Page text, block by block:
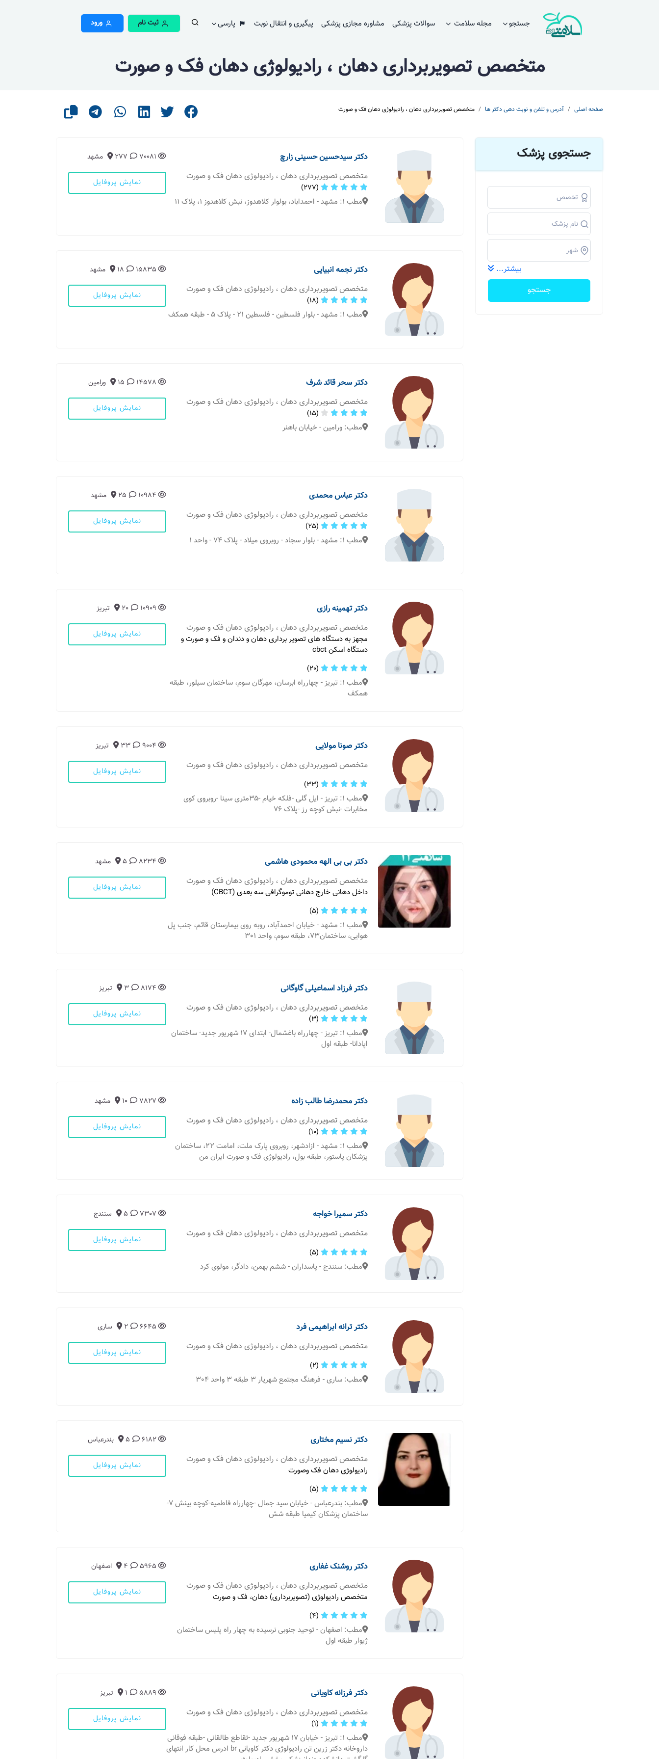
جستجو مجله سلامت سوالات پزشکی مشاوره مجازی پزشکی پیگیری و انتقال نوبت پارسی ثبت نام ورود
متخصص تصویربرداری دهان ، رادیولوژی دهان فک و صورت
صفحه اصلی آدرس و تلفن و نوبت دهی دکتر ها متخصص تصویربرداری دهان ، رادیولوژی دهان فک و صورت
جستجوی پزشک
بیشتر...
جستجو
دکتر سیدحسین حسینی زارچ
متخصص تصویربرداری دهان ، رادیولوژی دهان فک و صورت
(277)
مطب 1: مشهد - احمداباد، بولوار کلاهدوز، نبش کلاهدوز 1، پلاک 11
70081
277 مشهد
نمایش پروفایل
دکتر نجمه انبیایی
متخصص تصویربرداری دهان ، رادیولوژی دهان فک و صورت
(18)
مطب 1: مشهد - بلوار فلسطین - فلسطین 21 - پلاک 5 - طبقه همکف
15835
18 مشهد
نمایش پروفایل
دکتر سحر قائد شرف
متخصص تصویربرداری دهان ، رادیولوژی دهان فک و صورت
(15)
مطب: ورامین - خیابان باهنر
14578
15 ورامین
نمایش پروفایل
دکتر عباس محمدی
متخصص تصویربرداری دهان ، رادیولوژی دهان فک و صورت
(25)
مطب 1: مشهد - بلوار سجاد - روبروی میلاد - پلاک 74 - واحد 1
10984
25 مشهد
نمایش پروفایل
دکتر تهمینه رازی
متخصص تصویربرداری دهان ، رادیولوژی دهان فک و صورت
مجهز به دستگاه های تصویر برداری دهان و دندان و فک و صورت و
دستگاه اسکن cbct
(20)
مطب 1: تبریز - چهارراه ابرسان، مهرگان سوم، ساختمان سیلور، طبقه
همکف
10909
20 تبریز
نمایش پروفایل
دکتر صونا مولایی
متخصص تصویربرداری دهان ، رادیولوژی دهان فک و صورت
(33)
مطب 1: تبریز - ایل گلی -فلکه خیام -۳۵متری سینا -روبروی کوی
مخابرات -نبش کوچه رز -پلاک ۷۶
9004
33 تبریز
نمایش پروفایل
دکتر بی بی الهه محمودی هاشمی
متخصص تصویربرداری دهان ، رادیولوژی دهان فک و صورت
داخل دهانی خارج دهانی توموگرافی سه بعدی (CBCT)
(5)
مطب 1: مشهد - خیابان احمدآباد، روبه روی بیمارستان قائم، جنب پل
هوایی، ساختمان73، طبقه سوم، واحد 301
8234
5 مشهد
نمایش پروفایل
دکتر فرزاد اسماعیلی گاوگانی
متخصص تصویربرداری دهان ، رادیولوژی دهان فک و صورت
(3)
مطب 1: تبریز - چهارراه باغشمال- ابتدای 17 شهریور جدید- ساختمان
اپادانا- طبقه اول
8174
3 تبریز
نمایش پروفایل
دکتر محمدرضا طالب زاده
متخصص تصویربرداری دهان ، رادیولوژی دهان فک و صورت
(10)
مطب 1: مشهد - ازادشهر، روبروی پارک ملت، امامت 22، ساختمان
پزشکان پاستور، طبقه بول، رادیولوژی فک و صورت ایران من
7827
10 مشهد
نمایش پروفایل
دکتر سمیرا خواجه
متخصص تصویربرداری دهان ، رادیولوژی دهان فک و صورت
(5)
مطب: سنندج - پاسداران - ششم بهمن، دادگر، مولوی کرد
7307
5 سنندج
نمایش پروفایل
دکتر ترانه ابراهیمی فرد
متخصص تصویربرداری دهان ، رادیولوژی دهان فک و صورت
(2)
مطب: ساری - فرهنگ مجتمع شهریار 3 طبقه 3 واحد 304
6645
2 ساری
نمایش پروفایل
دکتر نسیم مختاری
متخصص تصویربرداری دهان ، رادیولوژی دهان فک و صورت
رادیولوژی دهان فک وصورت
(5)
مطب: بندرعباس - خیابان سید جمال -چهارراه فاطمیه-کوچه بینش 7-
ساختمان پزشکان کیمیا طبقه شش
6182
5 بندرعباس
نمایش پروفایل
دکتر روشنک غفاری
متخصص تصویربرداری دهان ، رادیولوژی دهان فک و صورت
متخصص رادیولوژی (تصویربرداری) دهان، فک و صورت
(4)
مطب: اصفهان - توحید جنوبی نرسیده به چهار راه پلیس ساختمان
ژیوار طبقه اول
5965
4 اصفهان
نمایش پروفایل
دکتر فرزانه کاویانی
متخصص تصویربرداری دهان ، رادیولوژی دهان فک و صورت
(1)
مطب 1: تبریز - خیابان 17 شهریور جدید -تقاطع طالقانی -طبقه فوقانی
داروخانه دکتر زرین تن رادیولوژی دکتر کاویانی br ادرس محل کار انتهای
5889
1 تبریز
نمایش پروفایل